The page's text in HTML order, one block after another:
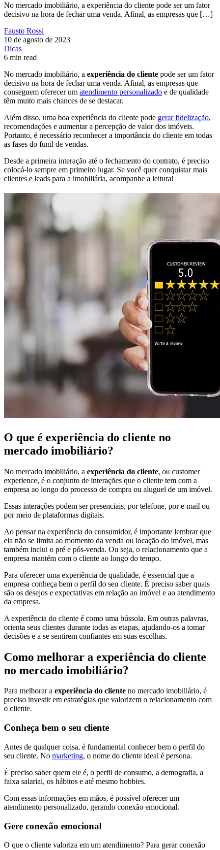
No mercado imobiliário, a experiência do cliente pode ser um fator
decisivo na hora de fechar uma venda. Afinal, as empresas que […]
Fausto Rossi
10 de agosto de 2023
Dicas
6 min read
No mercado imobiliário, a experiência do cliente pode ser um fator
decisivo na hora de fechar uma venda. Afinal, as empresas que
conseguem oferecer um atendimento personalizado e de qualidade
têm muito mais chances de se destacar.
Além disso, uma boa experiência do cliente pode gerar fidelização,
recomendações e aumentar a percepção de valor dos imóveis.
Portanto, é necessário reconhecer a importância do cliente em todas
as fases do funil de vendas.
Desde a primeira interação até o fechamento do contrato, é preciso
colocá-lo sempre em primeiro lugar. Se você quer conquistar mais
clientes e leads para a imobiliária, acompanhe a leitura!
O que é experiência do cliente no
mercado imobiliário?
No mercado imobiliário, a experiência do cliente, ou customer
experience, é o conjunto de interações que o cliente tem com a
empresa ao longo do processo de compra ou aluguel de um imóvel.
Essas interações podem ser presenciais, por telefone, por e-mail ou
por meio de plataformas digitais.
Ao pensar na experiência do consumidor, é importante lembrar que
ela não se limita ao momento da venda ou locação do imóvel, mas
também inclui o pré e pós-venda. Ou seja, o relacionamento que a
empresa mantém com o cliente ao longo do tempo.
Para oferecer uma experiência de qualidade, é essencial que a
empresa conheça bem o perfil do seu cliente. É preciso saber quais
são os desejos e expectativas em relação ao imóvel e ao atendimento
da empresa.
A experiência do cliente é como uma bússola. Em outras palavras,
orienta seus clientes durante todas as etapas, ajudando-os a tomar
decisões e a se sentirem confiantes em suas escolhas.
Como melhorar a experiência do cliente
no mercado imobiliário?
Para melhorar a experiência do cliente no mercado imobiliário, é
preciso investir em estratégias que valorizem o relacionamento com
o cliente.
Conheça bem o seu cliente
Antes de qualquer coisa, é fundamental conhecer bem o perfil do
seu cliente. No marketing, o nome do cliente ideal é persona.
É preciso saber quem ele é, o perfil de consumo, a demografia, a
faixa salarial, os hábitos e até mesmo hobbies.
Com essas informações em mãos, é possível oferecer um
atendimento personalizado, gerando conexão emocional.
Gere conexão emocional
O que o cliente valoriza em um atendimento? Para gerar conexão